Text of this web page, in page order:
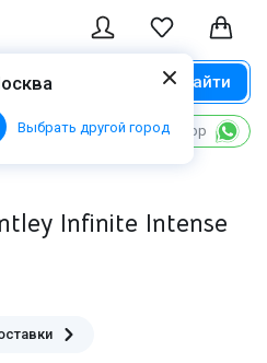
Выбрать другой город
Найти
Написать в WhatsApp
Infinite Intense